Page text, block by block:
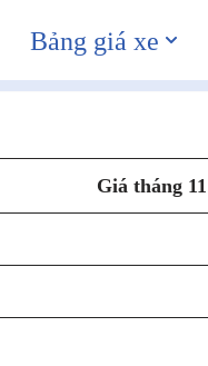
Bảng giá xe
Giá tháng 11